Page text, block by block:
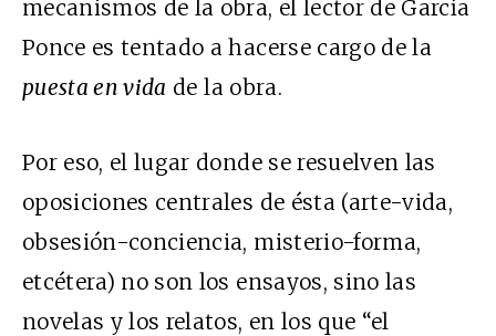
mecanismos de la obra, el lector de García
Ponce es tentado a hacerse cargo de la
puesta en vida de la obra.
Por eso, el lugar donde se resuelven las
oposiciones centrales de ésta (arte-vida,
obsesión-conciencia, misterio-forma,
etcétera) no son los ensayos, sino las
novelas y los relatos, en los que “el